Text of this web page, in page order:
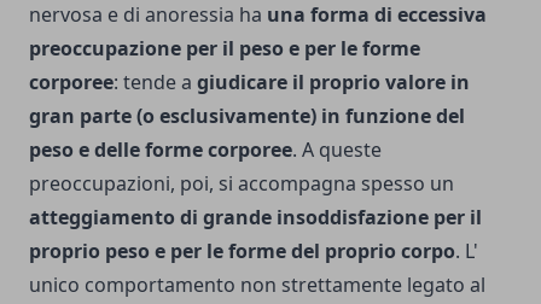
nervosa e di anoressia ha una forma di eccessiva
preoccupazione per il peso e per le forme
corporee: tende a giudicare il proprio valore in
gran parte (o esclusivamente) in funzione del
peso e delle forme corporee. A queste
preoccupazioni, poi, si accompagna spesso un
atteggiamento di grande insoddisfazione per il
proprio peso e per le forme del proprio corpo. L'
unico comportamento non strettamente legato al